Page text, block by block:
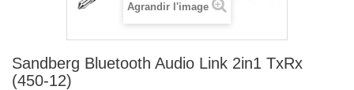
Agrandir l'image
Sandberg Bluetooth Audio Link 2in1 TxRx
(450-12)